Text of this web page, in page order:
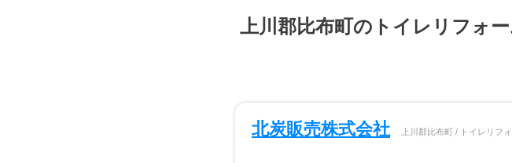
上川郡比布町のトイレリフォ
北炭販売株式会社 上川郡比布町 / トイレリフ